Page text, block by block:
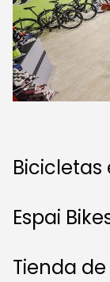
Bicicletas
Espai
Tienda